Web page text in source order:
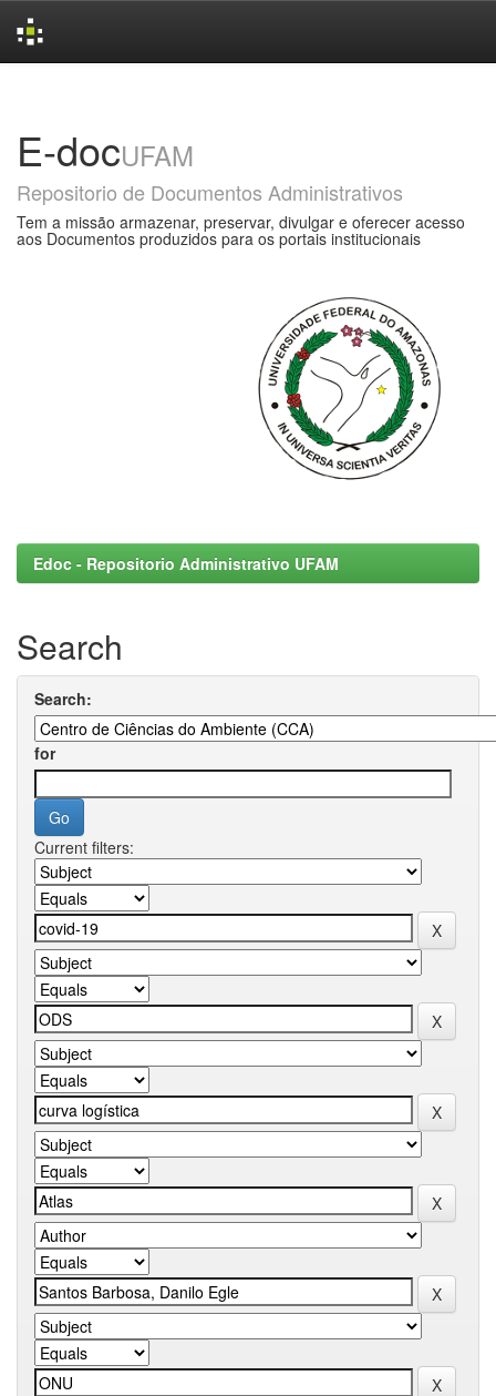
E-docUFAM
Repositorio de Documentos Administrativos
Tem a missão armazenar, preservar, divulgar e oferecer acesso
aos Documentos produzidos para os portais institucionais
Edoc - Repositorio Administrativo UFAM
Search
Search:
for
Current filters: